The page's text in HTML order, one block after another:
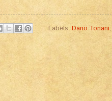
Labels: Dario Tonani